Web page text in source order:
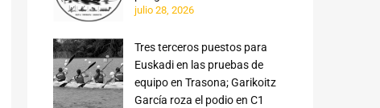
julio 28, 2026
Tres terceros puestos para
Euskadi en las pruebas de
equipo en Trasona; Garikoitz
García roza el podio en C1